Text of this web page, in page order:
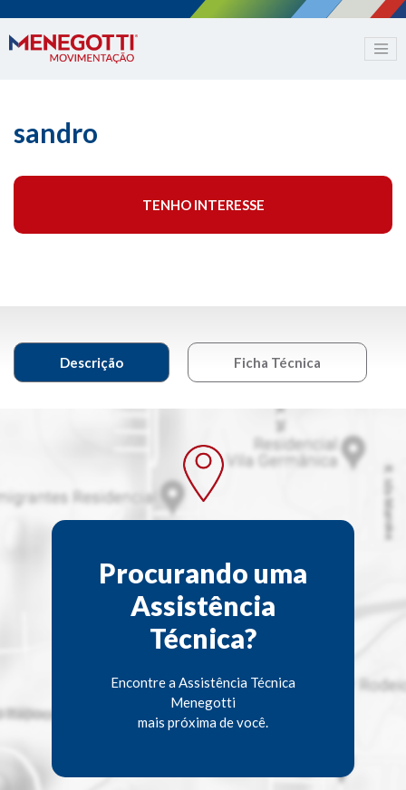
sandro
TENHO INTERESSE
Descrição Ficha Técnica
Procurando uma
Assistência
Técnica?
Encontre a Assistência Técnica
Menegotti
mais próxima de você.